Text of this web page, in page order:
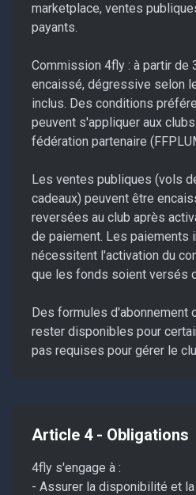
marketplace, ventes
payants.
Commission 4fly : à partir de
encaissé, dégressive selon
inclus. Des conditions
peuvent s'appliquer aux
fédération partenaire
Les ventes publiques (vols
cadeaux) peuvent être
reversées au club après
de paiement. Les paiements
nécessitent l'activation du
que les fonds soient versés
Des formules d'abonnement
rester disponibles pour
pas requises pour gérer le
Article 4 - Obligations
4fly s'engage à :
- Assurer la disponibilité et